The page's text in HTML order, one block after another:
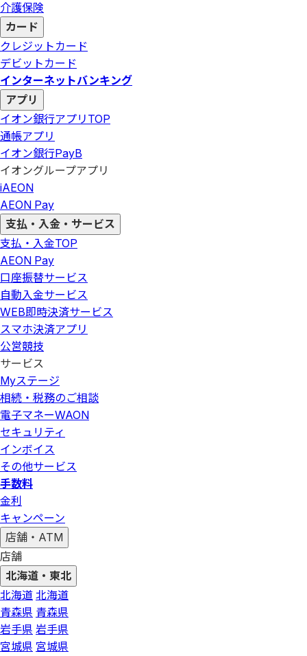
介護保険
カード
クレジットカード
デビットカード
インターネットバンキング
アプリ
イオン銀行アプリ TOP
通帳アプリ
イオン銀行PayB
イオングループアプリ
iAEON
AEON Pay
支払・入金・サービス
支払・入金TOP
AEON Pay
口座振替サービス
自動入金サービス
WEB即時決済サービス
スマホ決済アプリ
公営競技
サービス
Myステージ
相続・税務のご相談
電子マネーWAON
セキュリティ
インボイス
その他サービス
手数料
金利
キャンペーン
店舗・ATM
店舗
北海道・東北
北海道 北海道
青森県 青森県
岩手県 岩手県
宮城県 宮城県